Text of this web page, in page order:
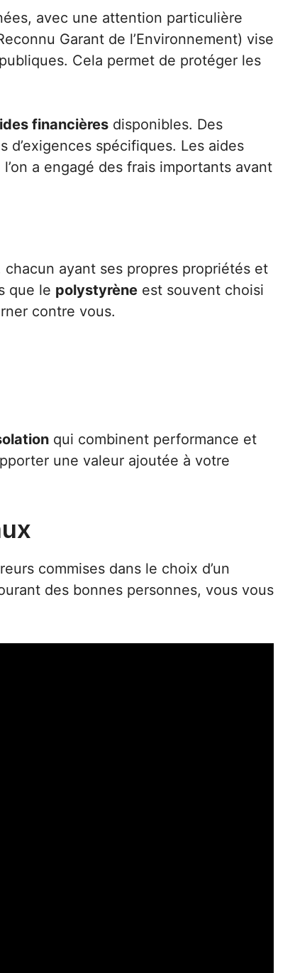
avec une attention particulière
Garant de l’Environnement) vise
Cela permet de protéger les
financières disponibles. Des
d’exigences spécifiques. Les aides
a engagé des frais importants avant
ayant ses propres propriétés et
que le polystyrène est souvent choisi
contre vous.
qui combinent performance et
une valeur ajoutée à votre
commises dans le choix d’un
des bonnes personnes, vous vous